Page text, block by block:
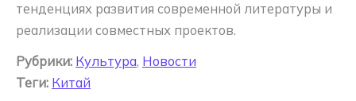
тенденциях развития современной литературы и
реализации совместных проектов.
Рубрики: Культура, Новости
Теги: Китай